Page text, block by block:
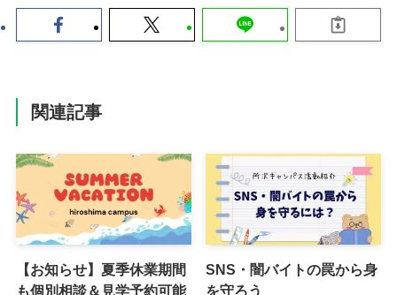
関連記事
【お知らせ】夏季休業期間
も個別相談＆見学予約可能
SNS・闇バイトの罠から身
を守ろう